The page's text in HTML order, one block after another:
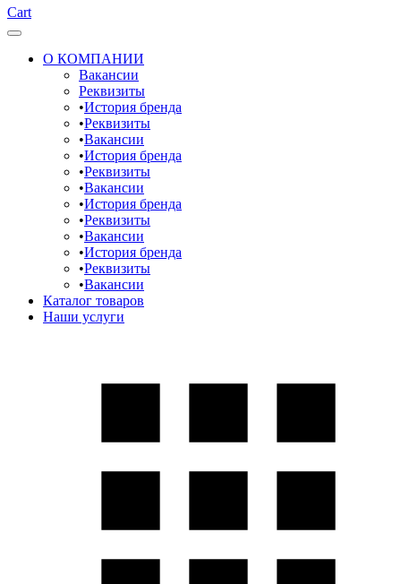
Cart
О КОМПАНИИ
Вакансии
Реквизиты
История бренда
Реквизиты
Вакансии
История бренда
Реквизиты
Вакансии
История бренда
Реквизиты
Вакансии
История бренда
Реквизиты
Вакансии
Каталог товаров
Наши услуги